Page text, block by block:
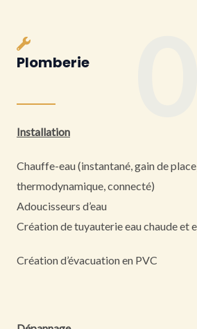
Plomberie
Installation
Chauffe-eau (instantané, gain de
thermodynamique, connecté)
Adoucisseurs d’eau
Création de tuyauterie eau chaude et
Création d’évacuation en PVC